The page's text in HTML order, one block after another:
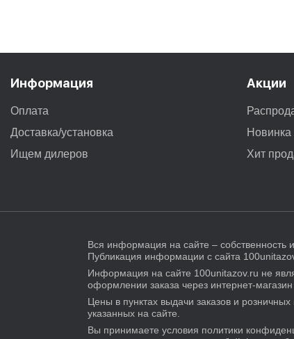
Информация
Оплата
Доставка/установка
Ищем дилеров
Акции
Новинка
Хит
Вся информация на сайте – собственность
Публикация информации с сайта
Информация на сайте 100unitazov.ru не
оформлении заказа через интернет-
Цены в пунктах выдачи заказов и
указанных на сайте.
Вы принимаете условия политики